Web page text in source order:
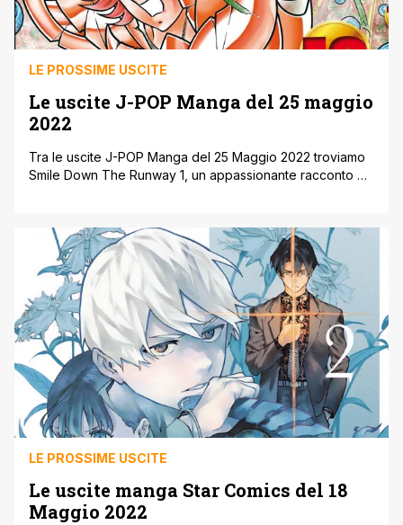
LE PROSSIME USCITE
Le uscite J-POP Manga del 25 maggio
2022
Tra le uscite J-POP Manga del 25 Maggio 2022 troviamo
Smile Down The Runway 1, un appassionante racconto di
box da collezione che raccoglie i due volumi. Continuano
inoltre I Am A Hero con il secondo volume della [']
LE PROSSIME USCITE
Le uscite manga Star Comics del 18
Maggio 2022